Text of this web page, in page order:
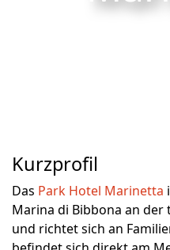
Kurzprofil
Das Park Hotel Marinetta
Marina di Bibbona an
und richtet sich an